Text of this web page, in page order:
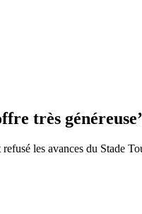
très
les avances du Stade